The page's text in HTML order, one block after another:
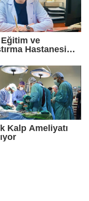
ve
Hastanesi
Op. Dr. Alper
“Akciğer
Her Zaman
Anlamına
Gelmez”